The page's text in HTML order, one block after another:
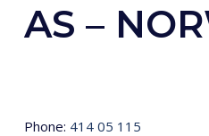
AS –
Phone: 414 05 115